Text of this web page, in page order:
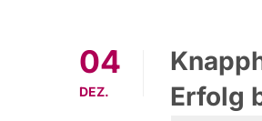
04
DEZ.
Erfolg